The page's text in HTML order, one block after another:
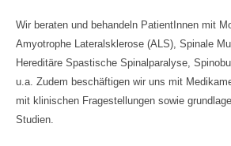
Wir beraten und behandeln PatientInnen mit
Amyotrophe Lateralsklerose (ALS), Spinale
Hereditäre Spastische Spinalparalyse,
u.a. Zudem beschäftigen wir uns mit
mit klinischen Fragestellungen sowie
Studien.